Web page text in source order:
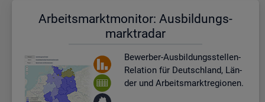
Ar­beits­markt­mo­ni­tor: Aus­bil­dungs­
markt­ra­dar
Be­wer­ber-Aus­bil­dungs­stel­len-
Re­la­ti­on für Deutsch­land, Län­
der und Ar­beits­markt­re­gio­nen.